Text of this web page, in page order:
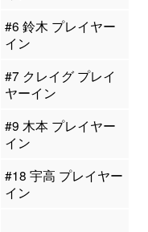
#6 鈴木 プレイヤー
イン
#7 クレイグ プレイ
ヤーイン
#9 木本 プレイヤー
イン
#18 宇高 プレイヤー
イン